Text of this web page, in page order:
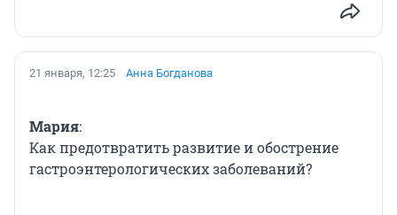
21 января, 12:25 Анна Богданова
Мария:
Как предотвратить развитие и обострение
гастроэнтерологических заболеваний?